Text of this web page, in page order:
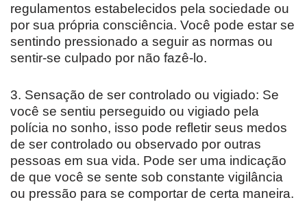
regulamentos estabelecidos pela sociedade ou
por sua própria consciência. Você pode estar se
sentindo pressionado a seguir as normas ou
sentir-se culpado por não fazê-lo.
3. Sensação de ser controlado ou vigiado: Se
você se sentiu perseguido ou vigiado pela
polícia no sonho, isso pode refletir seus medos
de ser controlado ou observado por outras
pessoas em sua vida. Pode ser uma indicação
de que você se sente sob constante vigilância
ou pressão para se comportar de certa maneira.